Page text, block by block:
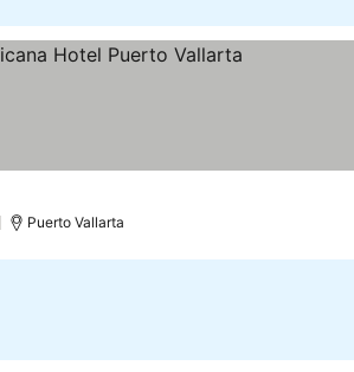
Puerto Vallarta